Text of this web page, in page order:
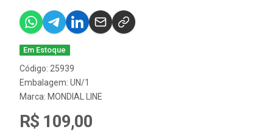
Em Estoque
Código: 25939
Embalagem: UN/1
Marca: MONDIAL LINE
R$ 109,00